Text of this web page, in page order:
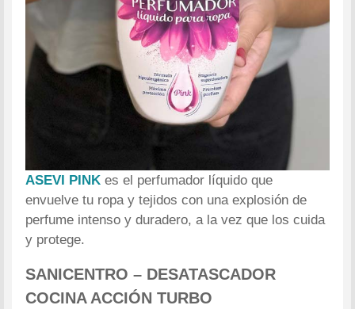
ASEVI PINK es el perfumador líquido que
envuelve tu ropa y tejidos con una explosión de
perfume intenso y duradero, a la vez que los cuida
y protege.
SANICENTRO – DESATASCADOR
COCINA ACCIÓN TURBO